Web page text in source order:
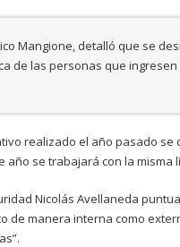
Mangione, detalló que se
de las personas que
realizado el año pasado se
año se trabajará con la misma
Nicolás Avellaneda
de manera interna como